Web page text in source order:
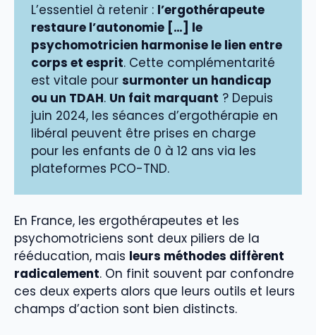
L’essentiel à retenir : l’ergothérapeute
restaure l’autonomie […] le
psychomotricien harmonise le lien entre
corps et esprit. Cette complémentarité
est vitale pour surmonter un handicap
ou un TDAH. Un fait marquant ? Depuis
juin 2024, les séances d’ergothérapie en
libéral peuvent être prises en charge
pour les enfants de 0 à 12 ans via les
plateformes PCO-TND.
En France, les ergothérapeutes et les
psychomotriciens sont deux piliers de la
rééducation, mais leurs méthodes diffèrent
radicalement. On finit souvent par confondre
ces deux experts alors que leurs outils et leurs
champs d’action sont bien distincts.